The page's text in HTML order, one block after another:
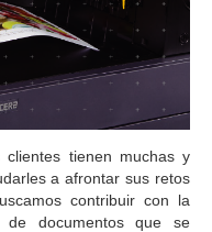
clientes tienen muchas y
a afrontar sus retos
contribuir con la
de documentos que se